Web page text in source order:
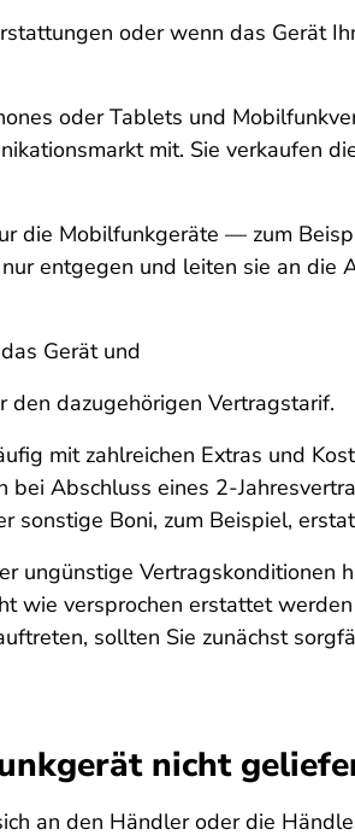
oder wenn das Gerät
oder Tablets und
mit. Sie verkaufen
die Mobilfunkgeräte — zum
entgegen und leiten sie an die
Gerät und
den dazugehörigen Vertragstarif.
mit zahlreichen Extras und
bei Abschluss eines 2-
sonstige Boni, zum Beispiel,
ungünstige Vertragskonditionen
wie versprochen erstattet
sollten Sie zunächst
nicht
an den Händler oder die